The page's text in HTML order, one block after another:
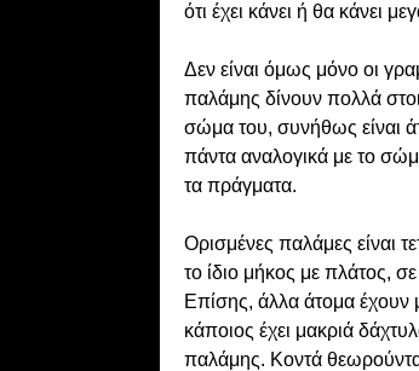
ότι έχει κάνει ή θα κάνει
Δεν είναι όμως μόνο οι
παλάμης δίνουν πολλά
σώμα του, συνήθως είναι
πάντα αναλογικά με το
τα πράγματα.
Ορισμένες παλάμες είναι
το ίδιο μήκος με πλάτος,
Επίσης, άλλα άτομα έχουν
κάποιος έχει μακριά
παλάμης. Κοντά